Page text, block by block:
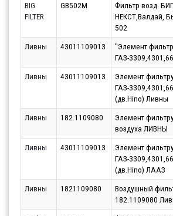
BIG
FILTER
GB502M
Фильтр возд.
НЕКСТ,Валдай,
502
Ливны 43011109013
''Элемент
ГАЗ-
Ливны
43011109013
Элемент
ГАЗ-
(дв.Hino) Ливны
Ливны 182.1109080
Элемент
воздуха ЛИВНЫ
Ливны
43011109013
Элемент
ГАЗ-
(дв.Hino) ЛААЗ
Ливны 1821109080
Воздушный
182.1109080